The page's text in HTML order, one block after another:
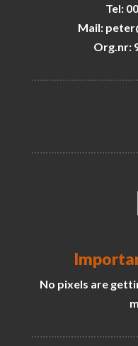
Tel:
Mail:
Org.nr:
No pixels are